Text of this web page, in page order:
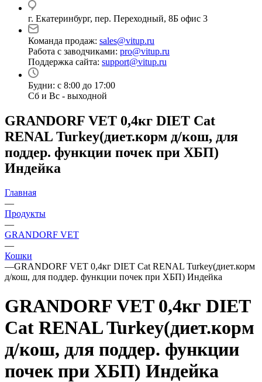
г. Екатеринбург, пер. Переходный, 8Б офис 3
Команда продаж: sales@vitup.ru
Работа с заводчиками: pro@vitup.ru
Поддержка сайта: support@vitup.ru
Будни: с 8:00 до 17:00
Сб и Вс - выходной
GRANDORF VET 0,4кг DIET Cat
RENAL Turkey(диет.корм д/кош, для
поддер. функции почек при ХБП)
Индейка
Главная
—
Продукты
—
GRANDORF VET
—
Кошки
—GRANDORF VET 0,4кг DIET Cat RENAL Turkey(диет.корм
д/кош, для поддер. функции почек при ХБП) Индейка
GRANDORF VET 0,4кг DIET
Cat RENAL Turkey(диет.корм
д/кош, для поддер. функции
почек при ХБП) Индейка